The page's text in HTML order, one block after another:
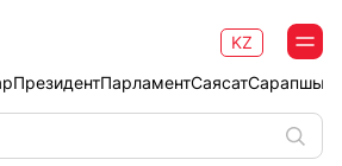
ПрезидентПарламентСаясат
KZ